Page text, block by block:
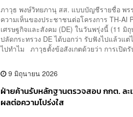
ภาวุธ พงษ์วิทยภานุ สส. แบบบัญชีรายชื่อ พร
ความเห็นของประชาชนต่อโครงการ TH-AI
เศรษฐกิจและสังคม (DE) ในวันพรุ่งนี้ (11 มิ
ปลัดกระทรวง DE ได้บอกว่า รับฟังไปแล้วแ
ไปทำไม ภาวุธตั้งข้อสังเกตด้วยว่า การเปิด
9 มิถุนายน 2026
ฝ่ายค้านรับหลักฐานตรวจสอบ กกต. ละ
ผลต่อความโปร่งใส